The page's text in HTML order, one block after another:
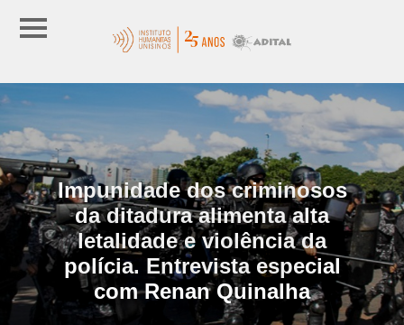
Impunidade dos criminosos
da ditadura alimenta alta
letalidade e violência da
polícia. Entrevista especial
com Renan Quinalha